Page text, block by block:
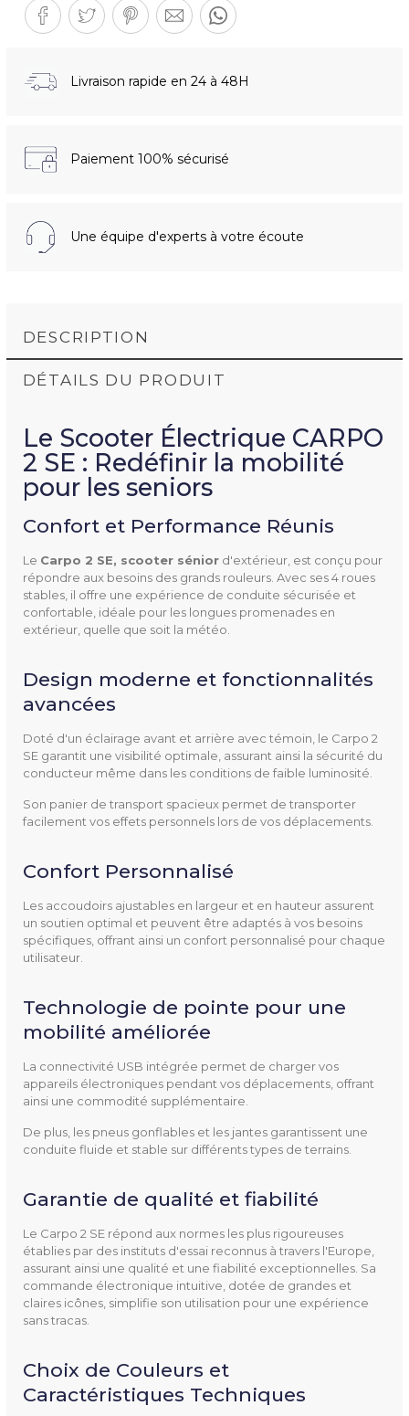
Livraison rapide en 24 à 48H
Paiement 100% sécurisé
Une équipe d'experts à votre écoute
DESCRIPTION
DÉTAILS DU PRODUIT
Le Scooter Électrique CARPO
2 SE : Redéfinir la mobilité
pour les seniors
Confort et Performance Réunis
Le Carpo 2 SE, scooter séniord'extérieur, est conçu pour
répondre aux besoins des grands rouleurs. Avec ses 4 roues
stables, il offre une expérience de conduite sécurisée et
confortable, idéale pour les longues promenades en
extérieur, quelle que soit la météo.
Design moderne et fonctionnalités
avancées
Doté d'un éclairage avant et arrière avec témoin, le Carpo 2
SE garantit une visibilité optimale, assurant ainsi la sécurité du
conducteur même dans les conditions de faible luminosité.
Son panier de transport spacieux permet de transporter
facilement vos effets personnels lors de vos déplacements.
Confort Personnalisé
Les accoudoirs ajustables en largeur et en hauteur assurent
un soutien optimal et peuvent être adaptés à vos besoins
spécifiques, offrant ainsi un confort personnalisé pour chaque
utilisateur.
Technologie de pointe pour une
mobilité améliorée
La connectivité USB intégrée permet de charger vos
appareils électroniques pendant vos déplacements, offrant
ainsi une commodité supplémentaire.
De plus, les pneus gonflables et les jantes garantissent une
conduite fluide et stable sur différents types de terrains.
Garantie de qualité et fiabilité
Le Carpo 2 SE répond aux normes les plus rigoureuses
établies par des instituts d'essai reconnus à travers l'Europe,
assurant ainsi une qualité et une fiabilité exceptionnelles. Sa
commande électronique intuitive, dotée de grandes et
claires icônes, simplifie son utilisation pour une expérience
sans tracas.
Choix de Couleurs et
Caractéristiques Techniques
Référence
Accoudoirs Ajustables En largeur et rabattables
Hauteur 1390 mm
Hauteur De L'assise 480 - 555 mm
Longueur 1535 mm
Éclairage Oui
Puissance 750 W
Poids
Livré Avec
Mentions Obligatoires
CE
Dispositif médical
Largeur Totale 660 mm
Batterie 2 x 12V-80 Ah
Rayon D'action 45 km
Vitesse 10 km/h